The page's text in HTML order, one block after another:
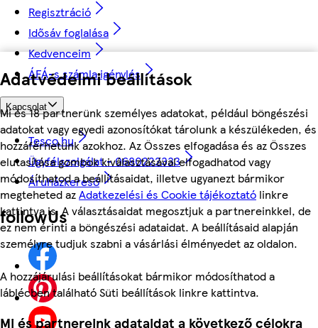
Adatvédelmi beállítások
Mi és 18 partnerünk személyes adatokat, például böngészési
adatokat vagy egyedi azonosítókat tárolunk a készülékeden, és
hozzáférhetünk azokhoz. Az Összes elfogadása és az Összes
elutasítása gombok kiválasztásával elfogadhatod vagy
módosíthatod a beállításaidat, illetve ugyanezt bármikor
megteheted azAdatkezelési és Cookie tájékoztató linkre
kattintva is. A választásaidat megosztjuk a partnereinkkel, de
ez nem érinti a böngészési adataidat. A beállításaid alapján
személyre tudjuk szabni a vásárlási élményedet az oldalon.
A hozzájárulási beállításokat bármikor módosíthatod a
láblécben található Süti beállítások linkre kattintva.
Mi és partnereink adataidat a következő célokra
Regisztráció
Idősáv foglalása
Kedvenceim
ÁFÁ-s számla igénylés
Kapcsolat
Tesco.hu
Ügyfélszolgálat - 0680222333
Áruházkereső
followUs